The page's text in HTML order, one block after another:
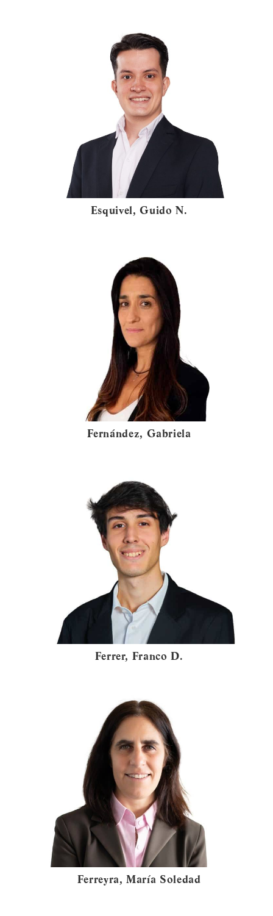
Esquivel, Guido N.
Fernández, Gabriela
Ferrer, Franco D.
Ferreyra, María Soledad